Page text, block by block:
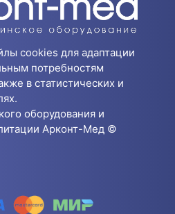
cookies для адаптации
потребностям
в статистических и
оборудования и
Арконт-Мед ©